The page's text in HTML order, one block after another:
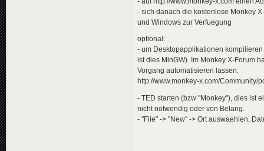
- sich danach die kostenlose Monkey
und Windows zur Verfuegung
optional:
- um Desktopapplikationen
ist dies MinGW). Im Monkey X-Forum
Vorgang automatisieren lassen:
http://www.monkey-x.com/Community/
- TED starten (bzw "Monkey"), dies ist
nicht notwendig oder von Belang.
- "File" -> "New" -> Ort auswaehlen,